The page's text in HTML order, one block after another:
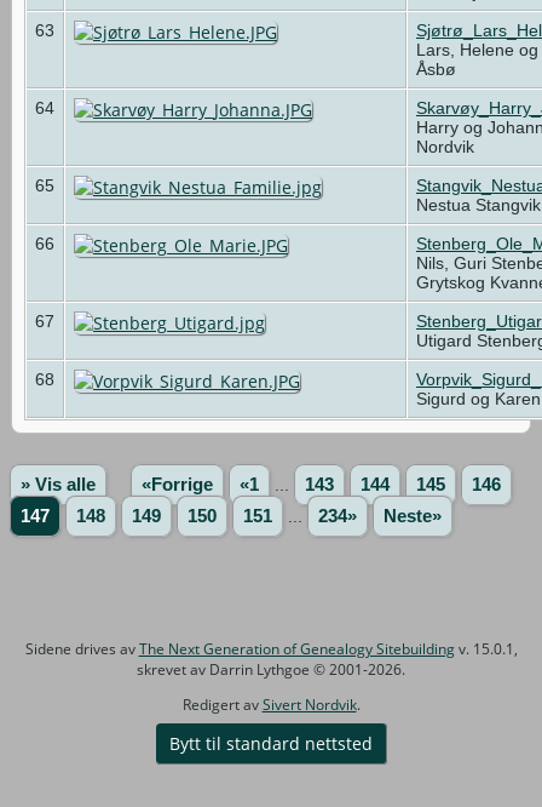
63
Lars, Helene
Åsbø
64
Harry og
Nordvik
65
Nestua
66
Nils, Guri
Grytskog
67
Utigard
68
Sigurd og
» Vis alle «Forrige «1 143 144 145
146
147
148 149 150 151 234» Neste»
Sidene drives avThe Next Generation of Genealogy Sitebuildingv. 15.0.1,
skrevet av Darrin Lythgoe © 2001-2026.
Redigert avSivert Nordvik.
Bytt til standard nettsted